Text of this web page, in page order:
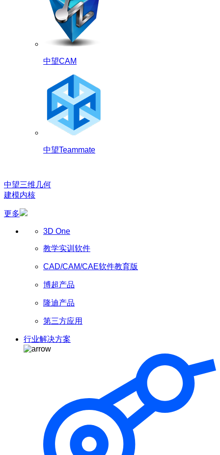
中望CAM
中望Teammate
中望三维几何
建模内核
更多
3D One
教学实训软件
CAD/CAM/CAE软件教育版
博超产品
隆迪产品
第三方应用
行业解决方案